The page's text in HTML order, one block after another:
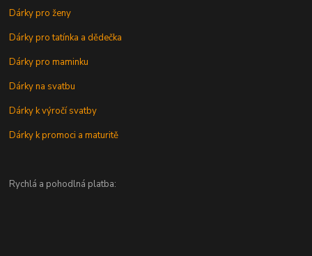
Dárky pro ženy
Dárky pro tatínka a dědečka
Dárky pro maminku
Dárky na svatbu
Dárky k výročí svatby
Dárky k promoci a maturitě
Rychlá a pohodlná platba: